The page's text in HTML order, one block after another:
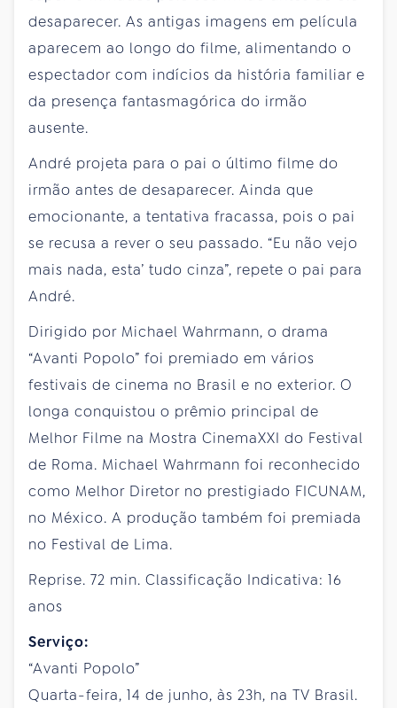
desaparecer. As antigas imagens em película
aparecem ao longo do filme, alimentando o
espectador com indícios da história familiar e
da presença fantasmagórica do irmão
ausente.
André projeta para o pai o último filme do
irmão antes de desaparecer. Ainda que
emocionante, a tentativa fracassa, pois o pai
se recusa a rever o seu passado. “Eu não vejo
mais nada, esta’ tudo cinza”, repete o pai para
André.
Dirigido por Michael Wahrmann, o drama
“Avanti Popolo” foi premiado em vários
festivais de cinema no Brasil e no exterior. O
longa conquistou o prêmio principal de
Melhor Filme na Mostra CinemaXXI do Festival
de Roma. Michael Wahrmann foi reconhecido
como Melhor Diretor no prestigiado FICUNAM,
no México. A produção também foi premiada
no Festival de Lima.
Reprise. 72 min. Classificação Indicativa: 16
anos
Serviço:
“Avanti Popolo”
Quarta-feira, 14 de junho, às 23h, na TV Brasil.